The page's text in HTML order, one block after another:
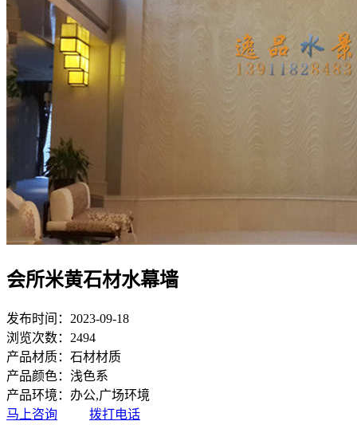
会所米黄石材水幕墙
发布时间：2023-09-18
浏览次数：2494
产品材质：石材材质
产品颜色：浅色系
产品环境：办公,广场环境
马上咨询
拨打电话